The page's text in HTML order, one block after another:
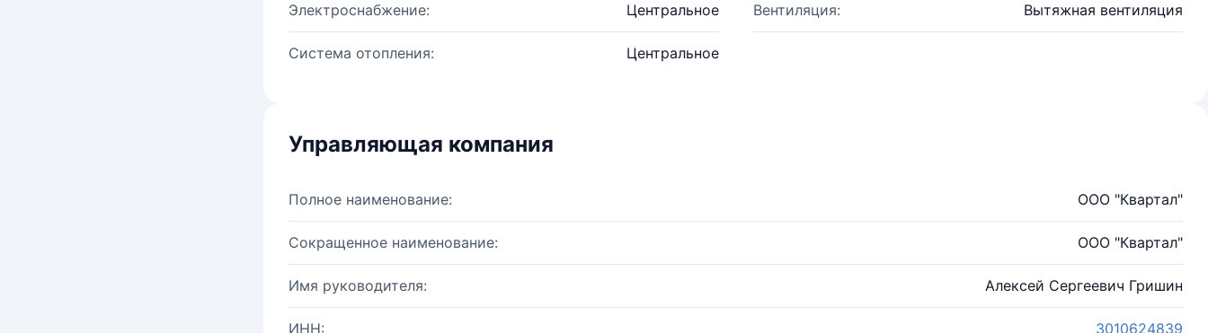
Электроснабжение: Центральное Вентиляция: Вытяжная вентиляция
Система отопления: Центральное
Управляющая компания
Полное наименование: ООО "Квартал"
Сокращенное наименование: ООО "Квартал"
Имя руководителя: Алексей Сергеевич Гришин
ИНН: 3010624839